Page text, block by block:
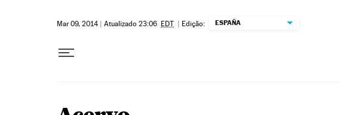
Mar 09, 2014 | Atualizado 23:06 EDT | Edição: ESPAÑA